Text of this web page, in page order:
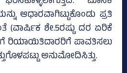
ಆಧಾರವಾಗಿಟ್ಟುಕೊಂಡು ಪ್ರತಿ
(ವಾರ್ಷಿಕ ಶೇ.5ರಷ್ಟು ದರ ಏರಿಕೆ
ರಿಯಾಯಿತಿದಾರರಿಗೆ ಪಾವತಿಸಲು
ಅನುಮೋದಿಸಿತ್ತು.